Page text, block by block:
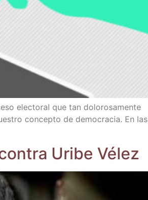
elec­to­ral que tan dolo­ro­sa­men­te
con­cep­to de demo­cra­cia. En las
Uri­be Vélez